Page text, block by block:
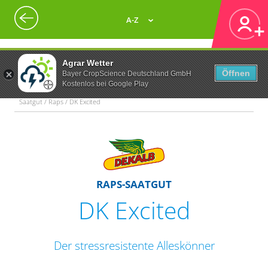
Agrar Wetter
Bayer CropScience Deutschland GmbH
Kostenlos bei Google Play
Öffnen
A-Z
Saatgut / Raps / DK Excited
RAPS-SAATGUT
DK Excited
Der stressresistente Alleskönner